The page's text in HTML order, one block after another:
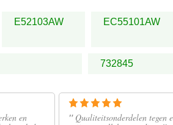
E52103AW EC55101AW
732845